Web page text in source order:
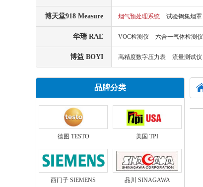
博天堂918 Measure 烟气预处理系统 试验锅集烟罩
华瑞 RAE VOC检测仪 六合一气体检测仪
博益 BOYI 高精度数字压力表 流量测试仪
品牌分类
德图 TESTO 美国 TPI
西门子 SIEMENS 品川 SINAGAWA